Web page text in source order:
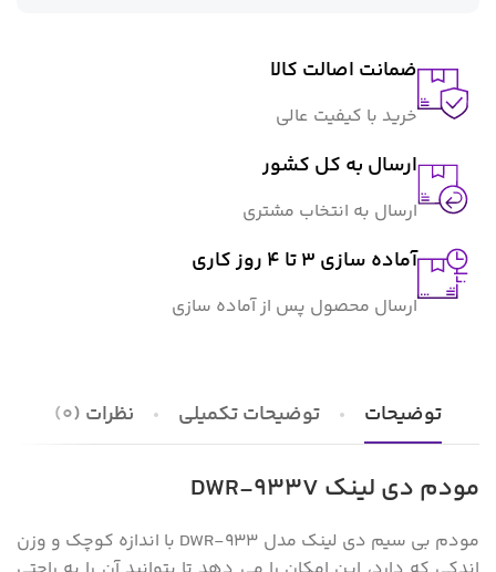
ضمانت اصالت کالا
خرید با کیفیت عالی
ارسال به کل کشور
ارسال به انتخاب مشتری
آماده سازی ۳ تا ۴ روز کاری
ارسال محصول پس از آماده سازی
توضیحات توضیحات تکمیلی نظرات (0)
مودم دی لینک DWR-933V
مودم بی سیم دی لینک مدل DWR-933 با اندازه کوچک و وزن